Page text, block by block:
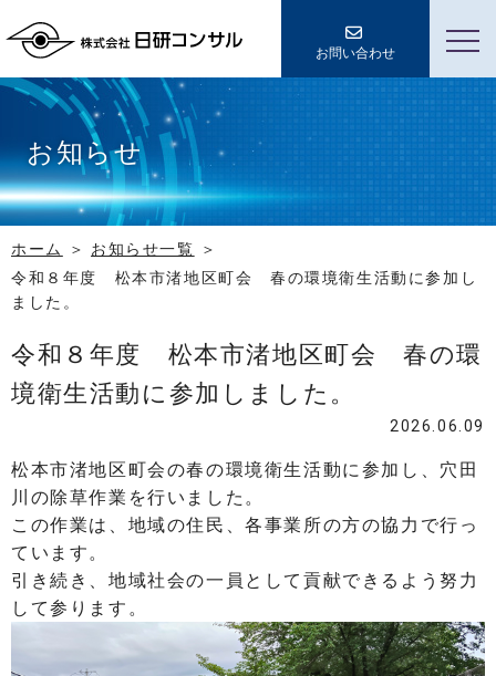
お問い合わせ
お知らせ
ホーム
お知らせ一覧
令和８年度 松本市渚地区町会 春の環境衛生活動に参加し
ました。
令和８年度 松本市渚地区町会 春の環
境衛生活動に参加しました。
2026.06.09
松本市渚地区町会の春の環境衛生活動に参加し、穴田
川の除草作業を行いました。
この作業は、地域の住民、各事業所の方の協力で行っ
ています。
引き続き、地域社会の一員として貢献できるよう努力
して参ります。